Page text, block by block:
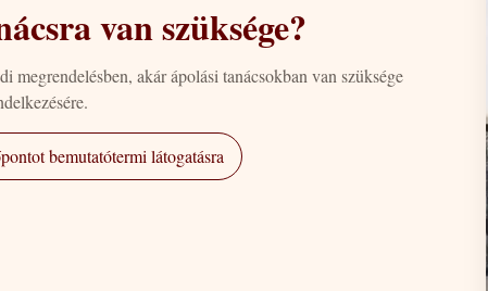
van szüksége?
megrendelésben, akár ápolási tanácsokban van szüksége
bemutatótermi látogatásra